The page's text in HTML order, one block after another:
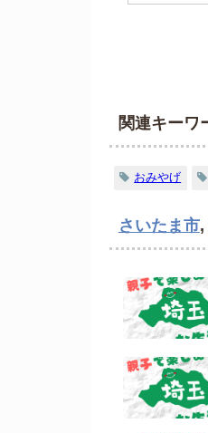
関連キーワ
おみやげ
さいたま市,